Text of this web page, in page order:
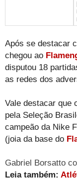
Após se destacar
chegou ao
disputou 18
as redes dos
Vale destacar que
pela Seleção
campeão da Nike
(joia da base do
Gabriel Borsatto
Leia também: